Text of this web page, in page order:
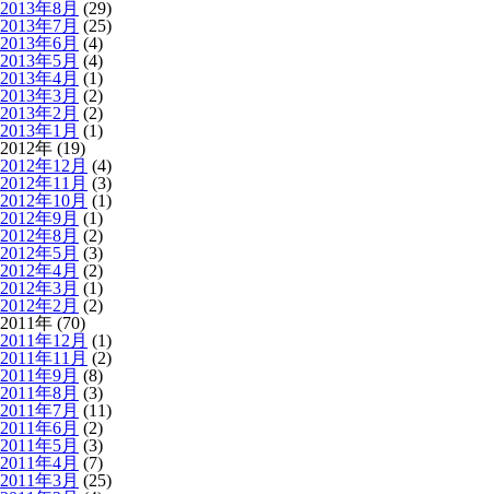
2013年8月 (29)
2013年7月 (25)
2013年6月 (4)
2013年5月 (4)
2013年4月 (1)
2013年3月 (2)
2013年2月 (2)
2013年1月 (1)
2012年 (19)
2012年12月 (4)
2012年11月 (3)
2012年10月 (1)
2012年9月 (1)
2012年8月 (2)
2012年5月 (3)
2012年4月 (2)
2012年3月 (1)
2012年2月 (2)
2011年 (70)
2011年12月 (1)
2011年11月 (2)
2011年9月 (8)
2011年8月 (3)
2011年7月 (11)
2011年6月 (2)
2011年5月 (3)
2011年4月 (7)
2011年3月 (25)